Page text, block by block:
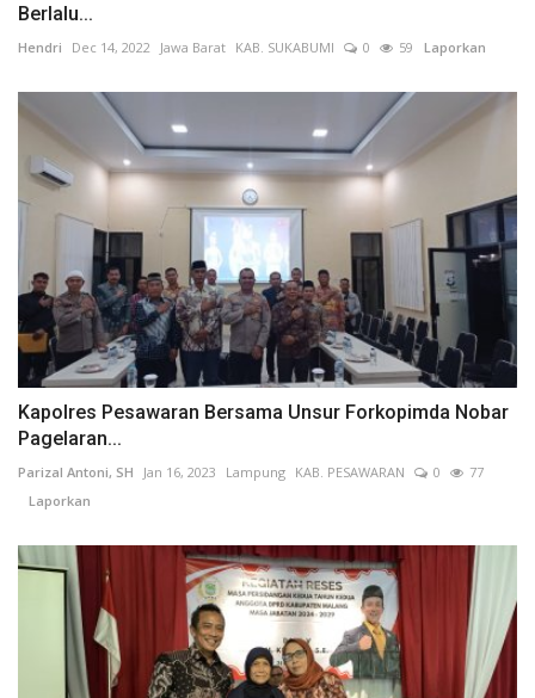
Berlalu...
Hendri Dec 14, 2022 Jawa Barat KAB. SUKABUMI 0 59 Laporkan
Kapolres Pesawaran Bersama Unsur Forkopimda Nobar
Pagelaran...
Parizal Antoni, SH Jan 16, 2023 Lampung KAB. PESAWARAN 0
77
Laporkan